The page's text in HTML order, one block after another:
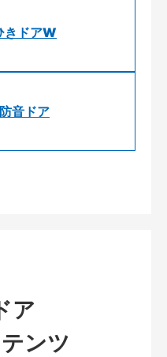
きドアW
音ドア
ア
ンツ